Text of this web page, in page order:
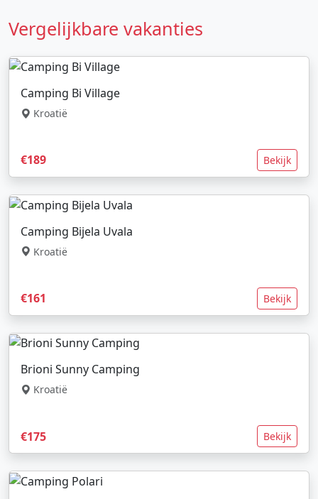
Vergelijkbare vakanties
Camping Bi Village
Kroatië
€189 Bekijk
Camping Bijela Uvala
Kroatië
€161 Bekijk
Brioni Sunny Camping
Kroatië
€175 Bekijk